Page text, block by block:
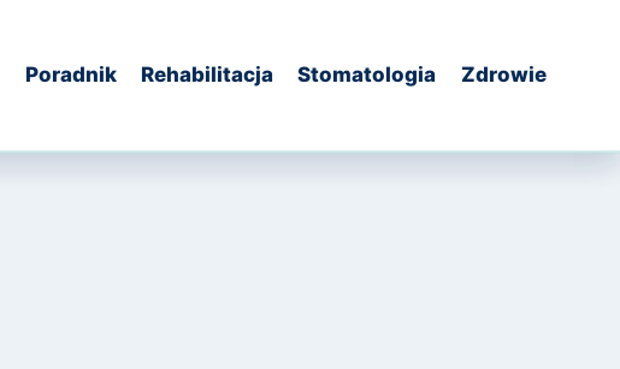
Poradnik Rehabilitacja Stomatologia Zdrowie